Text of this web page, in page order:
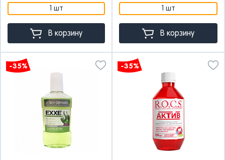
1 шт
В корзину
1 шт
В корзину
-35% -35%